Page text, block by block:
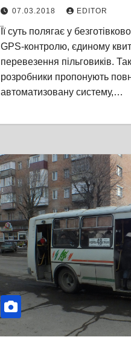
07.03.2018 EDITOR
Її суть полягає у
GPS-контролю, єдиному
перевезення пільговиків.
розробники пропонують
автоматизовану систему,…